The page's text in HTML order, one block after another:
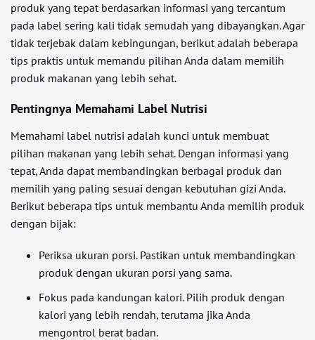
produk yang tepat berdasarkan informasi yang tercantum
pada label sering kali tidak semudah yang dibayangkan. Agar
tidak terjebak dalam kebingungan, berikut adalah beberapa
tips praktis untuk memandu pilihan Anda dalam memilih
produk makanan yang lebih sehat.
Pentingnya Memahami Label Nutrisi
Memahami label nutrisi adalah kunci untuk membuat
pilihan makanan yang lebih sehat. Dengan informasi yang
tepat, Anda dapat membandingkan berbagai produk dan
memilih yang paling sesuai dengan kebutuhan gizi Anda.
Berikut beberapa tips untuk membantu Anda memilih produk
dengan bijak:
Periksa ukuran porsi. Pastikan untuk membandingkan
produk dengan ukuran porsi yang sama.
Fokus pada kandungan kalori. Pilih produk dengan
kalori yang lebih rendah, terutama jika Anda
mengontrol berat badan.